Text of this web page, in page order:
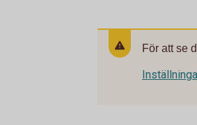
För att se